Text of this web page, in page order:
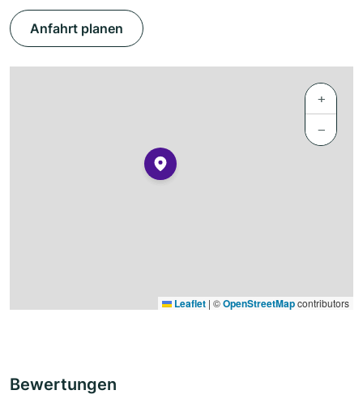
Anfahrt planen
+
−
Leaflet | ©OpenStreetMapcontributors
Bewertungen